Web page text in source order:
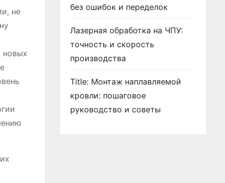
не
новых
без ошибок и переделок
Лазерная обработка на ЧПУ:
точность и скорость
производства
Title: Монтаж наплавляемой
кровли: пошаговое
руководство и советы